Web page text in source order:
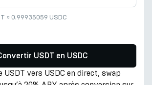
≈ 0.99935059 USDC
USDT en USDC
USDT vers USDC en direct, swap